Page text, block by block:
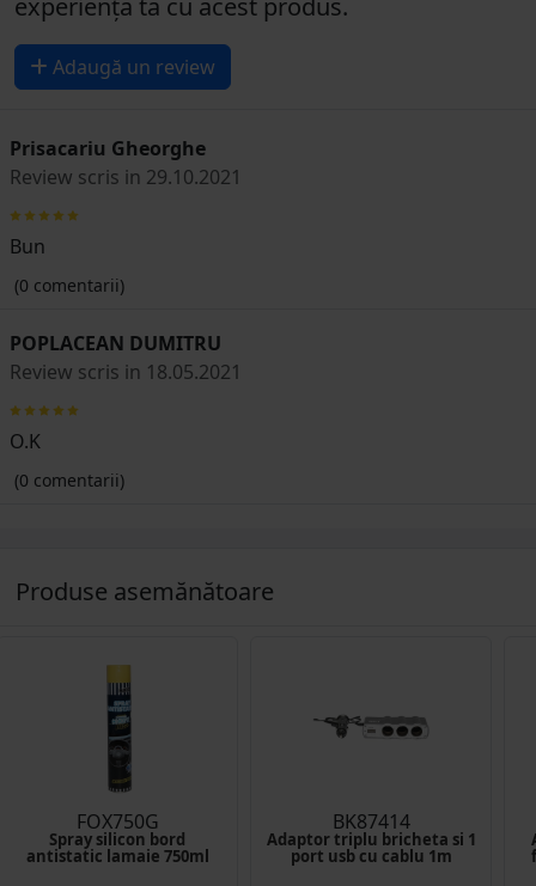
Adaugă un review
Prisacariu Gheorghe
Review scris in 29.10.2021
Bun
(0 comentarii)
POPLACEAN DUMITRU
Review scris in 18.05.2021
O.K
(0 comentarii)
Produse asemănătoare
FOX750G
Spray silicon bord
antistatic lamaie 750ml
BK87414
Adaptor triplu bricheta si 1
port usb cu cablu 1m